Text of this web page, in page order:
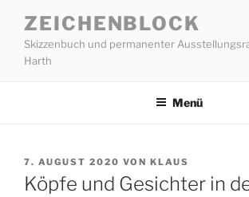
Inhalt
springen
ZEICHENBLOCK
Skizzenbuch und permanenter
Harth
Menü
VERÖFFENTLICHT
AM
7. AUGUST 2020 VON KLAUS
Köpfe und Gesichter in